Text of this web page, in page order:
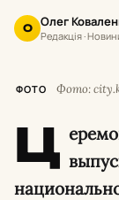
О Олег
Редакція ·
ФОТО Фото:
Ц